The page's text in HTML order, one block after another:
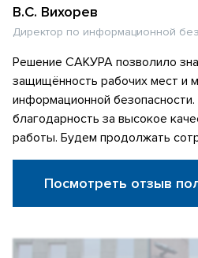
В.С. Вихорев
Директор по информационной
Решение САКУРА позволило
защищённость рабочих мест и
информационной
благодарность за высокое
работы. Будем продолжать
Посмотреть отзыв